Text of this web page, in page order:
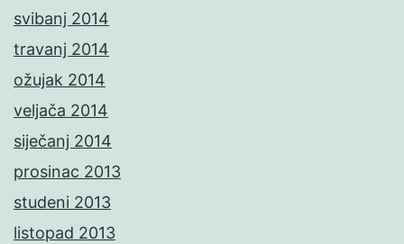
svibanj 2014
travanj 2014
ožujak 2014
veljača 2014
siječanj 2014
prosinac 2013
studeni 2013
listopad 2013